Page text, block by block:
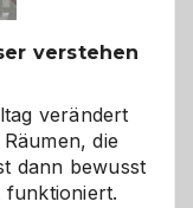
verstehen
verändert
die
dann bewusst
funktioniert.